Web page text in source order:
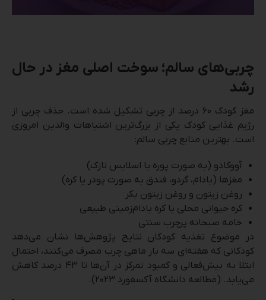
چربی‌های سالم؛ سوخت اصلی مغز در حال
رشد
مغز کودک ۶۰ درصد از چربی تشکیل شده است. حذف چربی از
رژیم غذایی کودک یکی از بزرگ‌ترین اشتباهات والدین امروزی
است. بهترین منابع چربی سالم:
آووکادو (به صورت پوره یا اسلایس نازک)
مغزها (بادام، گردو، فندق به صورت پودر یا کره)
روغن زیتون و روغن زیتون بکر
کره حیوانی محلی یا کره بادام‌زمینی طبیعی
خامه صبحانه پرچرب سنتی
در موضوع تغذیه کودکان نتایج پژوهش‌ها نشان می‌دهد
کودکانی که هفته‌ای سه بار ماهی چرب مصرف می‌کنند، احتمال
ابتلا به بیش‌فعالی و کمبود تمرکز در آن‌ها تا ۴۳ درصد کاهش
می‌یابد. (مطالعه دانشگاه آکسفورد ۲۰۲۳).